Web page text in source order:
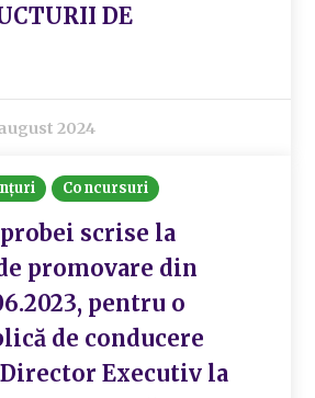
DE
2024
Concursuri
scrise la
promovare din
pentru o
de conducere
Director Executiv la